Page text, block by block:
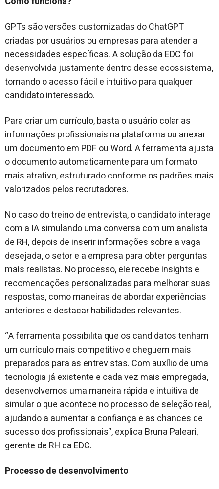
GPTs são versões customizadas do ChatGPT
criadas por usuários ou empresas para atender a
necessidades específicas. A solução da EDC foi
desenvolvida justamente dentro desse ecossistema,
tornando o acesso fácil e intuitivo para qualquer
candidato interessado.
Para criar um currículo, basta o usuário colar as
informações profissionais na plataforma ou anexar
um documento em PDF ou Word. A ferramenta ajusta
o documento automaticamente para um formato
mais atrativo, estruturado conforme os padrões mais
valorizados pelos recrutadores.
No caso do treino de entrevista, o candidato interage
com a IA simulando uma conversa com um analista
de RH, depois de inserir informações sobre a vaga
desejada, o setor e a empresa para obter perguntas
mais realistas. No processo, ele recebe insights e
recomendações personalizadas para melhorar suas
respostas, como maneiras de abordar experiências
anteriores e destacar habilidades relevantes.
“A ferramenta possibilita que os candidatos tenham
um currículo mais competitivo e cheguem mais
preparados para as entrevistas. Com auxílio de uma
tecnologia já existente e cada vez mais empregada,
desenvolvemos uma maneira rápida e intuitiva de
simular o que acontece no processo de seleção real,
ajudando a aumentar a confiança e as chances de
sucesso dos profissionais”, explica Bruna Paleari,
gerente de RH da EDC.
Processo de desenvolvimento